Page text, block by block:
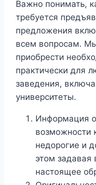
Важно понимать,
требуется
предложения
всем вопросам.
приобрести
практически для
заведения,
университеты.
Информация
возможности
недорогие и
этом задавая
настоящее